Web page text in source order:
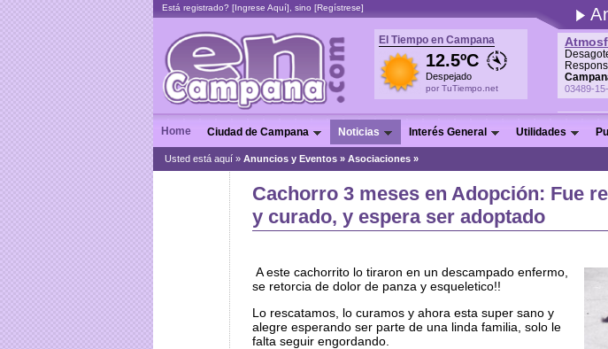
Está registrado? [Ingrese Aquí], sino [Regístrese]
03489-
El Tiempo en Campana
12.5ºC
Despejado
por TuTiempo.net
Home Ciudad de Campana Noticias Interés General Utilidades
Usted está aquí » Anuncios y Eventos » Asociaciones »
Cachorro 3 meses en Adopción: Fue
y curado, y espera ser adoptado
A este cachorrito lo tiraron en un descampado enfermo,
se retorcia de dolor de panza y esqueletico!!
Lo rescatamos, lo curamos y ahora esta super sano y
alegre esperando ser parte de una linda familia, solo le
falta seguir engordando.